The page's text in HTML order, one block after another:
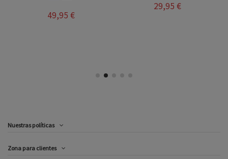
49,95 €
29,95 €
Nuestras políticas
Zona para clientes